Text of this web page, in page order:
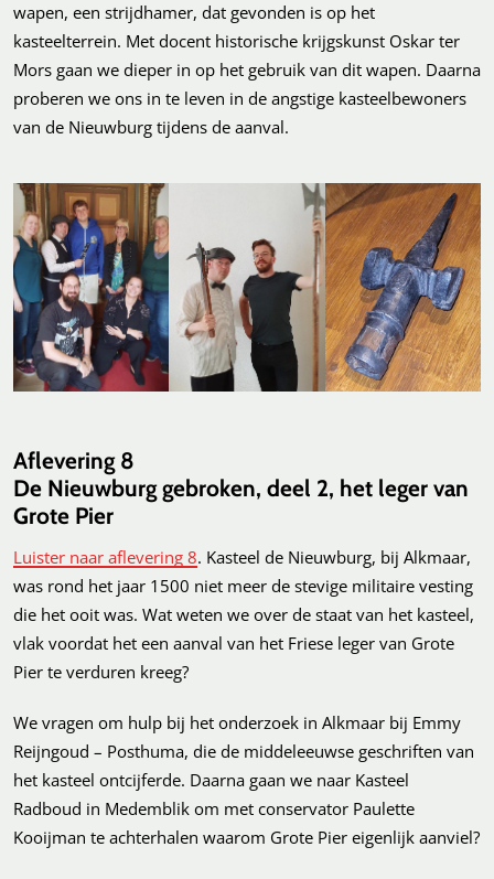
wapen, een strijdhamer, dat gevonden is op het
kasteelterrein. Met docent historische krijgskunst Oskar ter
Mors gaan we dieper in op het gebruik van dit wapen. Daarna
proberen we ons in te leven in de angstige kasteelbewoners
van de Nieuwburg tijdens de aanval.
Aflevering 8
De Nieuwburg gebroken, deel 2, het leger van
Grote Pier
Luister naar aflevering 8. Kasteel de Nieuwburg, bij Alkmaar,
was rond het jaar 1500 niet meer de stevige militaire vesting
die het ooit was. Wat weten we over de staat van het kasteel,
vlak voordat het een aanval van het Friese leger van Grote
Pier te verduren kreeg?
We vragen om hulp bij het onderzoek in Alkmaar bij Emmy
Reijngoud – Posthuma, die de middeleeuwse geschriften van
het kasteel ontcijferde. Daarna gaan we naar Kasteel
Radboud in Medemblik om met conservator Paulette
Kooijman te achterhalen waarom Grote Pier eigenlijk aanviel?